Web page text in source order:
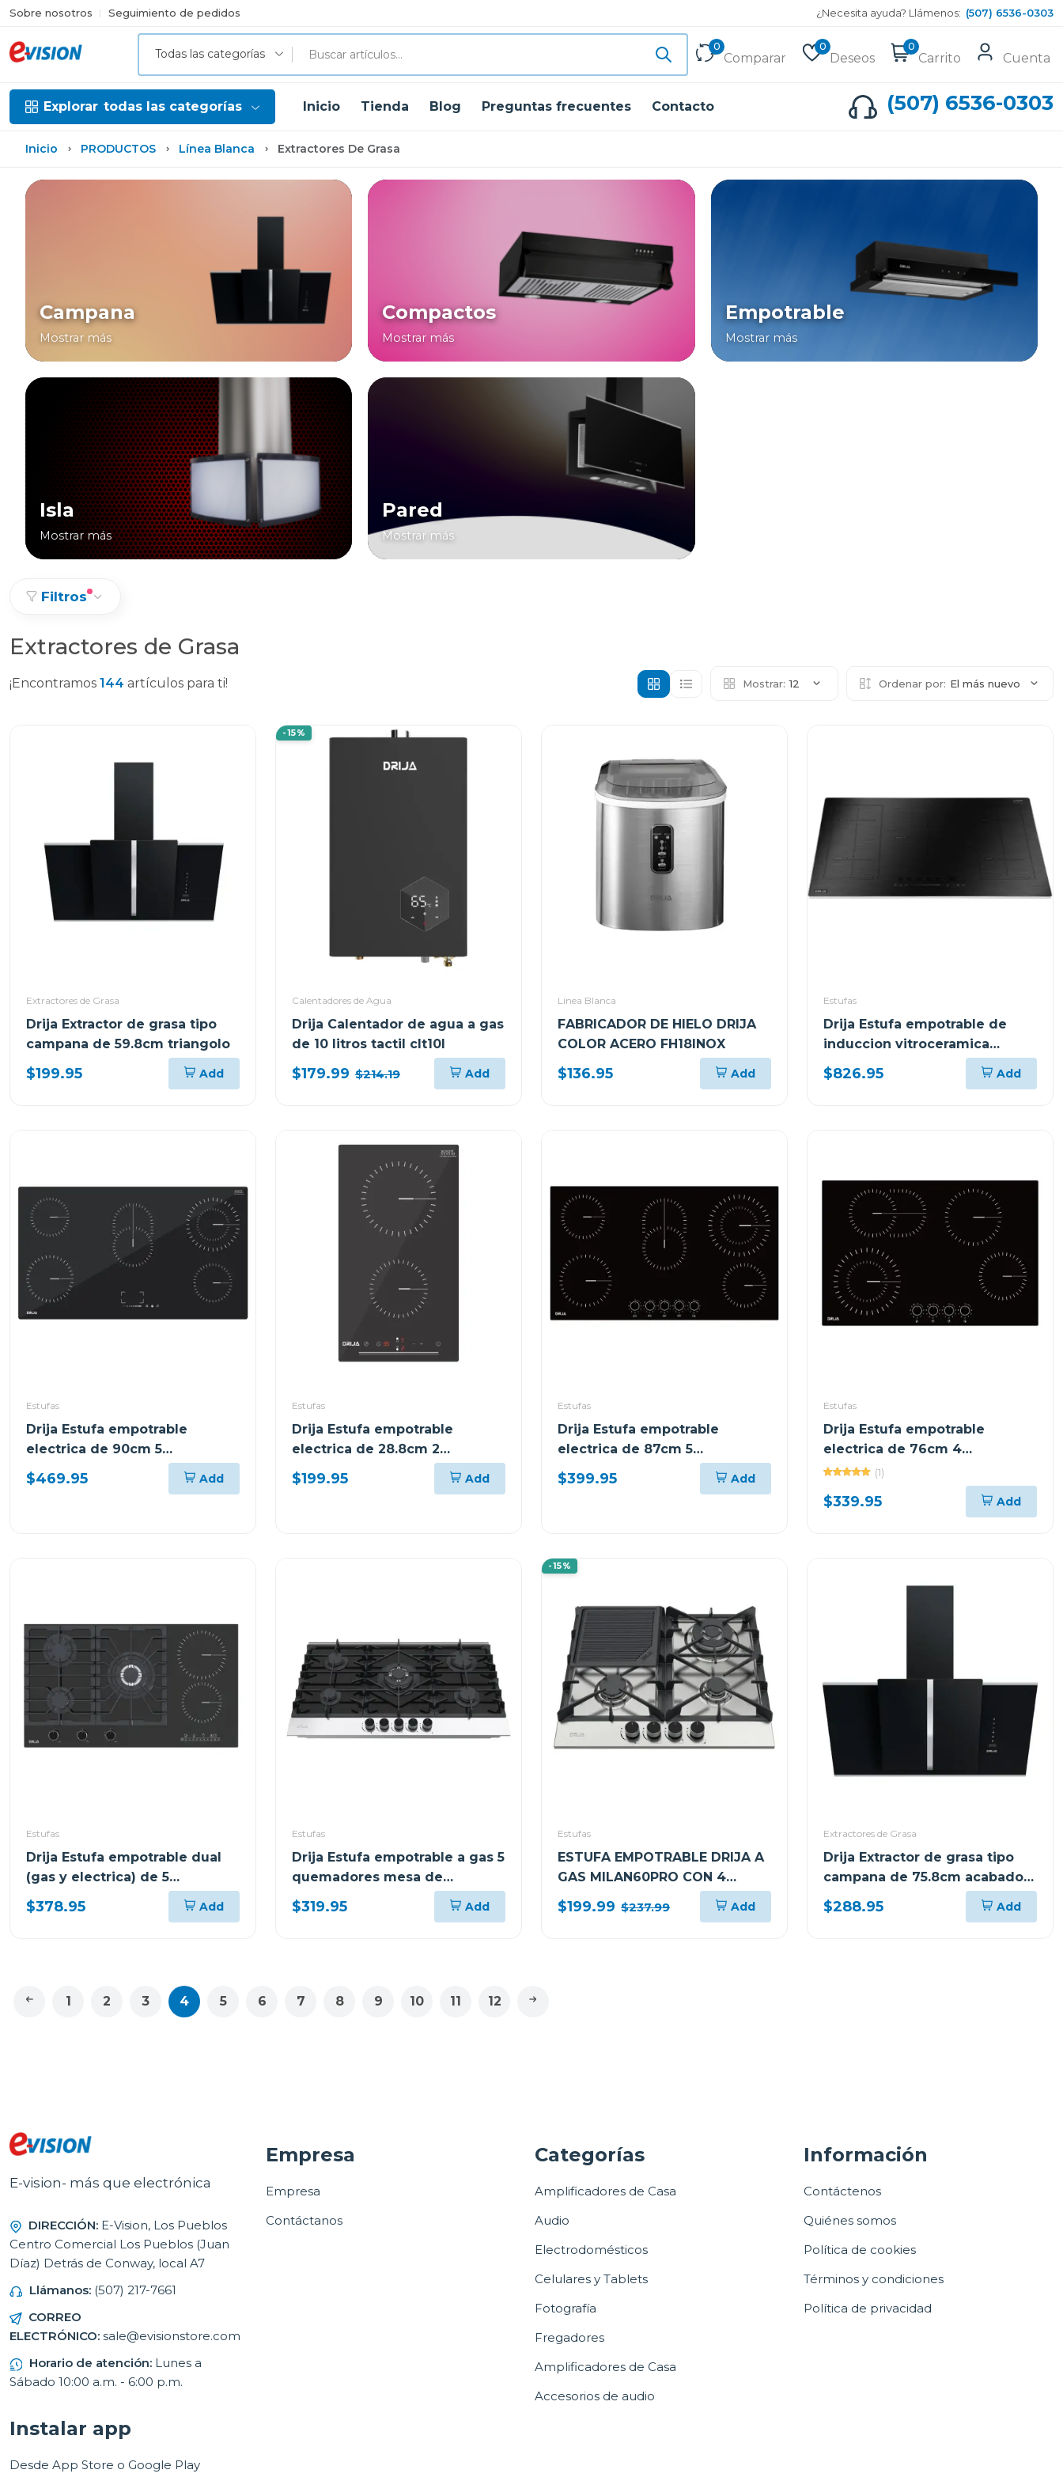
Sobre nosotros Seguimiento de pedidos ¿Necesita ayuda? Llámenos: (507) 6536-0303
Todas las categorías
0
Comparar
0
Deseos
0
Carrito Cuenta
Explorar todas las categorías Inicio Tienda Blog Preguntas frecuentes Contacto (507) 6536-0303
Inicio PRODUCTOS Línea Blanca Extractores De Grasa
Campana
Mostrar más
Compactos
Mostrar más
Empotrable
Mostrar más
Isla
Mostrar más
Pared
Mostrar más
Filtros
Extractores de Grasa
¡Encontramos 144 artículos para ti! Mostrar: 12 Ordenar por: El más nuevo
Extractores de Grasa
Drija Extractor de grasa tipo
campana de 59.8cm triangolo
$199.95 Add
-15%
Calentadores de Agua
Drija Calentador de agua a gas
de 10 litros tactil clt10l
$179.99 $214.19 Add
Línea Blanca
FABRICADOR DE HIELO DRIJA
COLOR ACERO FH18INOX
$136.95 Add
Estufas
Drija Estufa empotrable de
induccion vitroceramica
antirayas de 2 zonas flex
MUNICH90INDUKTION
$826.95 Add
Estufas
Drija Estufa empotrable
electrica de 90cm 5
quemadores control tactil
berlin
$469.95 Add
Estufas
Drija Estufa empotrable
electrica de 28.8cm 2
quemadores control tactil
berlin
$199.95 Add
Estufas
Drija Estufa empotrable
electrica de 87cm 5
quemadores bari
$399.95 Add
Estufas
Drija Estufa empotrable
electrica de 76cm 4
quemadores bari
(1)
$339.95 Add
Estufas
Drija Estufa empotrable dual
(gas y electrica) de 5
quemadores mesa de
vitroceramica negra sicilia
$378.95 Add
Estufas
Drija Estufa empotrable a gas 5
quemadores mesa de
vitroceramica ferrara90
$319.95 Add
-15%
Estufas
ESTUFA EMPOTRABLE DRIJA A
GAS MILAN60PRO CON 4
QUEMADORES
$199.99 $237.99 Add
Extractores de Grasa
Drija Extractor de grasa tipo
campana de 75.8cm acabado
negro triangolo
$288.95 Add
1 2 3 4 5 6 7 8 9 10 11 12
E-vision- más que electrónica
DIRECCIÓN: E-Vision, Los Pueblos
Centro Comercial Los Pueblos (Juan
Díaz) Detrás de Conway, local A7
Llámanos: (507) 217-7661
CORREO
ELECTRÓNICO: sale@evisionstore.com
Horario de atención: Lunes a
Sábado 10:00 a.m. - 6:00 p.m.
Empresa
Empresa
Contáctanos
Categorías
Amplificadores de Casa
Audio
Electrodomésticos
Celulares y Tablets
Fotografía
Fregadores
Amplificadores de Casa
Accesorios de audio
Información
Contáctenos
Quiénes somos
Política de cookies
Términos y condiciones
Política de privacidad
Instalar app
Desde App Store o Google Play